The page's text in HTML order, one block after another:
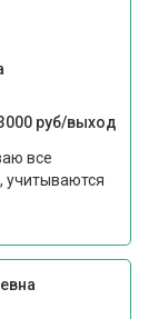
руб/выход
все
учитываются